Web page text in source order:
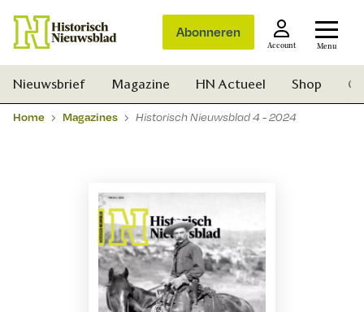
Abonneren
Account Menu
Nieuwsbrief Magazine HN Actueel Shop
Home Magazines Historisch Nieuwsblad 4 - 2024